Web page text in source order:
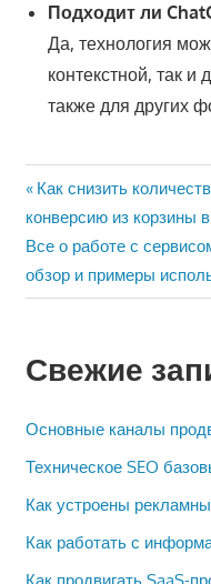
Подходит ли
Да, технология
контекстной, так
также для других
Навигация
по
записям
Предыдущая
запись:
Как снизить
конверсию из корзины
Следующая
запись:
Все о работе с
обзор и примеры
Свежие
Основные каналы
Техническое SEO
Как устроены
Как работать с